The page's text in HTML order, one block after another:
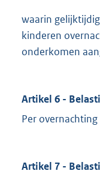
waarin
kinderen
onderkomen
Artikel 6 -
Per
Artikel 7 -